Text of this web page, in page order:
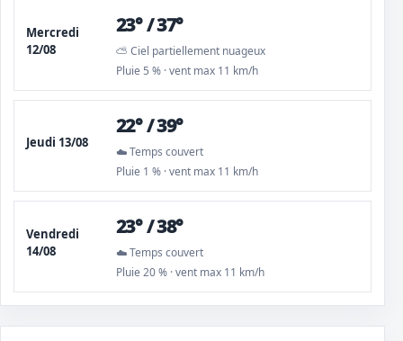
Mercredi
12/08
23° / 37°
⛅ Ciel partiellement nuageux
Pluie 5 % · vent max 11 km/h
Jeudi 13/08
22° / 39°
☁️ Temps couvert
Pluie 1 % · vent max 11 km/h
Vendredi
14/08
23° / 38°
☁️ Temps couvert
Pluie 20 % · vent max 11 km/h